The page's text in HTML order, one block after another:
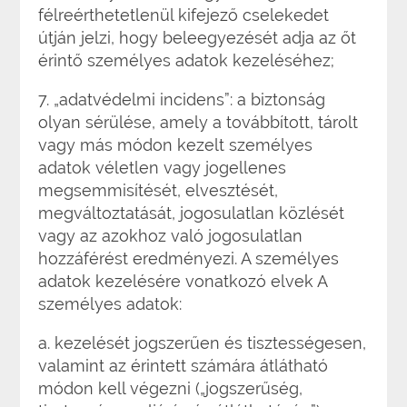
félreérthetetlenül kifejező cselekedet
útján jelzi, hogy beleegyezését adja az őt
érintő személyes adatok kezeléséhez;
7. „adatvédelmi incidens”: a biztonság
olyan sérülése, amely a továbbított, tárolt
vagy más módon kezelt személyes
adatok véletlen vagy jogellenes
megsemmisítését, elvesztését,
megváltoztatását, jogosulatlan közlését
vagy az azokhoz való jogosulatlan
hozzáférést eredményezi. A személyes
adatok kezelésére vonatkozó elvek A
személyes adatok:
a. kezelését jogszerűen és tisztességesen,
valamint az érintett számára átlátható
módon kell végezni („jogszerűség,